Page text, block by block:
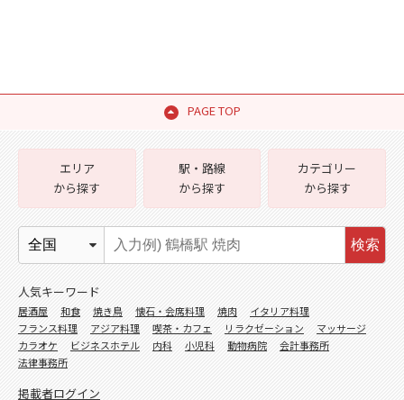
PAGE TOP
エリア
から探す
駅・路線
から探す
カテゴリー
から探す
検索
人気キーワード
居酒屋 和食 焼き鳥 懐石・会席料理 焼肉
イタリア料理
フランス料理
アジア料理 喫茶・カフェ リラクゼーション
マッサージ
カラオケ
ビジネスホテル 内科 小児科 動物病院
会計事務所
法律事務所
掲載者ログイン